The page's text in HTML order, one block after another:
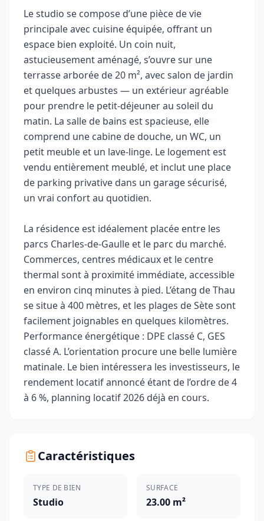
Le studio se compose d’une pièce de vie
principale avec cuisine équipée, offrant un
espace bien exploité. Un coin nuit,
astucieusement aménagé, s’ouvre sur une
terrasse arborée de 20 m², avec salon de jardin
et quelques arbustes — un extérieur agréable
pour prendre le petit-déjeuner au soleil du
matin. La salle de bains est spacieuse, elle
comprend une cabine de douche, un WC, un
petit meuble et un lave-linge. Le logement est
vendu entièrement meublé, et inclut une place
de parking privative dans un garage sécurisé,
un vrai confort au quotidien.
La résidence est idéalement placée entre les
parcs Charles-de-Gaulle et le parc du marché.
Commerces, centres médicaux et le centre
thermal sont à proximité immédiate, accessible
en environ cinq minutes à pied. L’étang de Thau
se situe à 400 mètres, et les plages de Sète sont
facilement joignables en quelques kilomètres.
Performance énergétique : DPE classé C, GES
classé A. L’orientation procure une belle lumière
matinale. Le bien intéressera les investisseurs, le
rendement locatif annoncé étant de l’ordre de 4
à 6 %, planning locatif 2026 déjà en cours.
Caractéristiques
TYPE DE BIEN
Studio
SURFACE
23.00 m²